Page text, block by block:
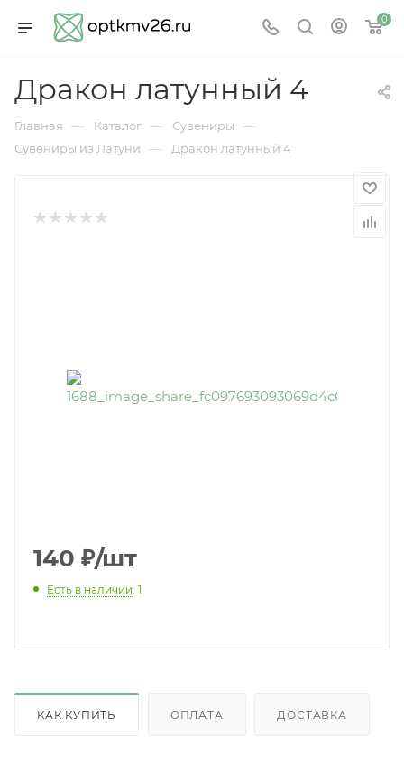
0
Дракон латунный 4
Главная — Каталог — Сувениры —
Сувениры из Латуни — Дракон латунный 4
140 ₽/шт
Есть в наличии: 1
КАК КУПИТЬ ОПЛАТА ДОСТАВКА